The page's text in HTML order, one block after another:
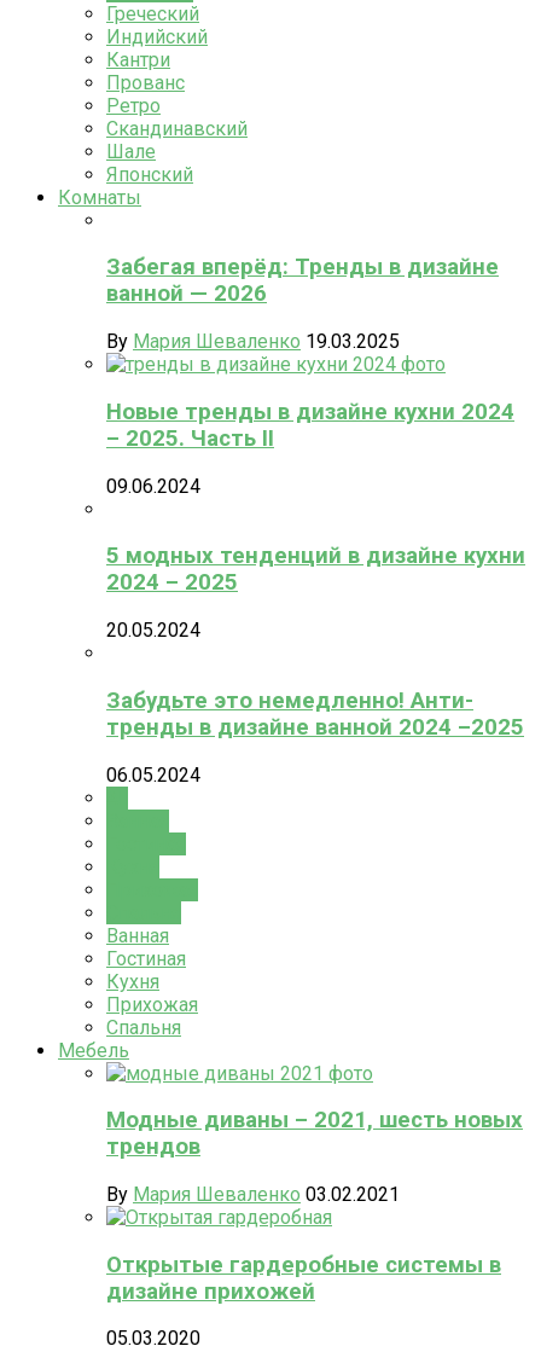
Греческий
Индийский
Кантри
Прованс
Ретро
Скандинавский
Шале
Японский
Комнаты
Забегая вперёд: Тренды в дизайне
ванной — 2026
By Мария Шеваленко 19.03.2025
Новые тренды в дизайне кухни 2024
– 2025. Часть II
09.06.2024
5 модных тенденций в дизайне кухни
2024 – 2025
20.05.2024
Забудьте это немедленно! Анти-
тренды в дизайне ванной 2024 –2025
06.05.2024
Ванная
Гостиная
Кухня
Прихожая
Спальня
Мебель
Модные диваны – 2021, шесть новых
трендов
By Мария Шеваленко 03.02.2021
Открытые гардеробные системы в
дизайне прихожей
05.03.2020